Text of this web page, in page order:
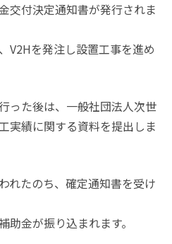
交付決定通知書が発行されま
V2Hを発注し設置工事を進め
った後は、一般社団法人次世
実績に関する資料を提出しま
れたのち、確定通知書を受け
助金が振り込まれます。